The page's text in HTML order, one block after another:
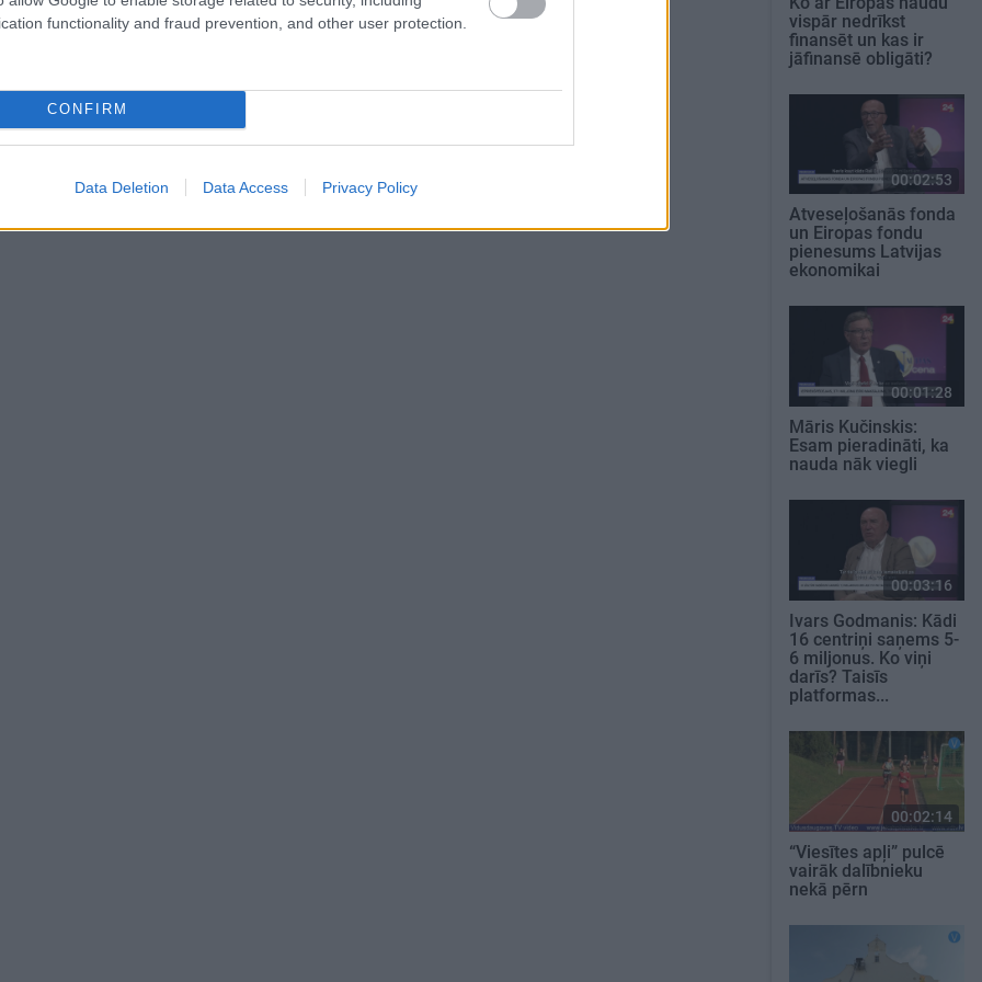
functionality and fraud prevention, and other user protection.
CONFIRM
Data Deletion Data Access Privacy Policy
vispār nedrīkst
finansēt un kas ir
jāfinansē obligāti?
00:02:53
Atveseļošanās fonda
un Eiropas fondu
pienesums Latvijas
ekonomikai
00:01:28
Māris Kučinskis:
Esam pieradināti, ka
nauda nāk viegli
00:03:16
Ivars Godmanis: Kādi
16 centriņi saņems 5-
6 miljonus. Ko viņi
darīs? Taisīs
platformas...
00:02:14
“Viesītes apļi” pulcē
vairāk dalībnieku
nekā pērn